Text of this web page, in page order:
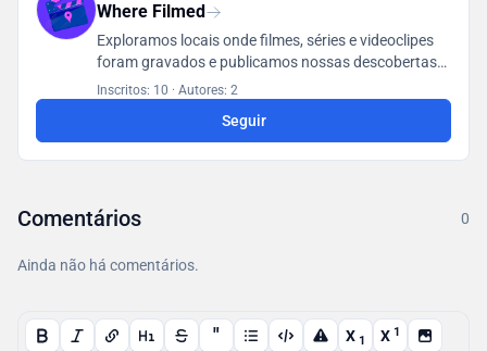
Where Filmed
Exploramos locais onde filmes, séries e videoclipes
foram gravados e publicamos nossas descobertas
em um banco de dados acessível a todos os
Inscritos: 10 · Autores: 2
Seguir
Comentários 0
Ainda não há comentários.
" X 1 X 1